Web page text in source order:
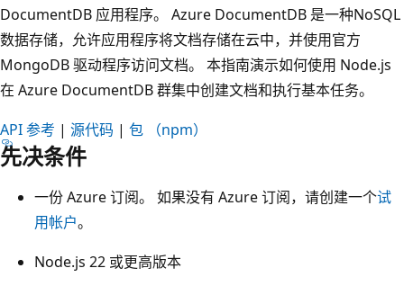
DocumentDB 应用程序。 Azure DocumentDB 是一种NoSQL
数据存储，允许应用程序将文档存储在云中，并使用官方
MongoDB 驱动程序访问文档。 本指南演示如何使用 Node.js
在 Azure DocumentDB 群集中创建文档和执行基本任务。
API 参考 | 源代码 | 包 （npm）
先决条件
一份 Azure 订阅。 如果没有 Azure 订阅，请创建一个试
用帐户。
Node.js 22 或更高版本